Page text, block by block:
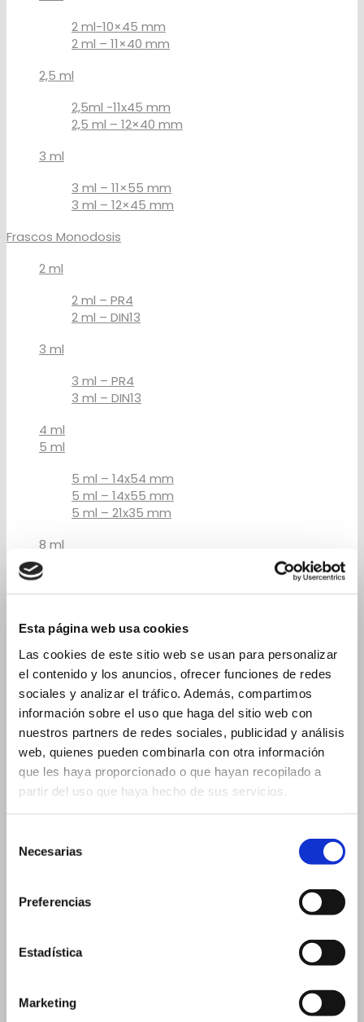
Esta página web usa cookies
Las cookies de este sitio web se usan para personalizar
el contenido y los anuncios, ofrecer funciones de redes
sociales y analizar el tráfico. Además, compartimos
información sobre el uso que haga del sitio web con
nuestros partners de redes sociales, publicidad y análisis
web, quienes pueden combinarla con otra información
que les haya proporcionado o que hayan recopilado a
partir del uso que haya hecho de sus servicios.
Necesarias
Preferencias
Estadística
Marketing
2 ml-10×45 mm
2 ml – 11×40 mm
2,5 ml
2,5ml -11x45 mm
2,5 ml – 12×40 mm
3 ml
3 ml – 11×55 mm
3 ml – 12×45 mm
Frascos Monodosis
2 ml
2 ml – PR4
2 ml – DIN13
3 ml
3 ml – PR4
3 ml – DIN13
4 ml
5 ml
5 ml – 14x54 mm
5 ml – 14x55 mm
5 ml – 21x35 mm
8 ml
10 ml
10 ml – 17x74 mm
15 ml - 19x88 mm
15 ml - 23x57 mm
20 ml
20 ml - 19x105 mm
20 ml - 26x60 mm
Frascos para cuentagotas
3 ml
3 ml – 18×33 mm
10 ml